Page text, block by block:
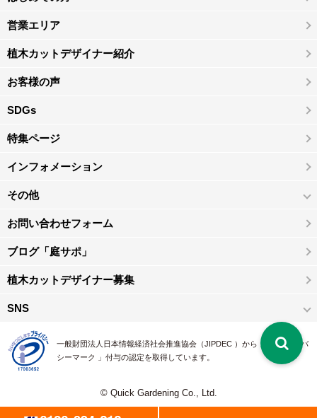
営業エリア
植木カットデザイナー紹介
お客様の声
SDGs
特集ページ
インフォメーション
その他
お問い合わせフォーム
ブログ「庭サポ」
植木カットデザイナー募集
SNS
一般財団法人日本情報経済社会推進協会（JIPDEC ）から 、「 プライバ
シーマーク 」付与の認定を取得しています。
© Quick Gardening Co., Ltd.